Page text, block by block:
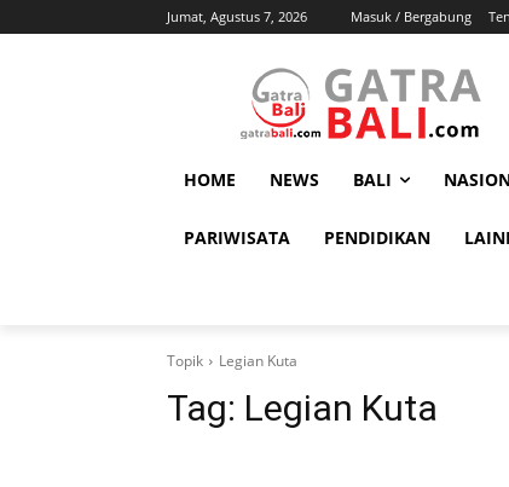
Jumat, Agustus 7, 2026 Masuk / Bergabung
HOME NEWS BALI
PARIWISATA PENDIDIKAN
Topik Legian Kuta
Tag: Legian Kuta